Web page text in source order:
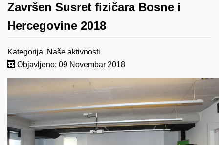
Završen Susret fizičara Bosne i
Hercegovine 2018
Kategorija: Naše aktivnosti
Objavljeno: 09 Novembar 2018